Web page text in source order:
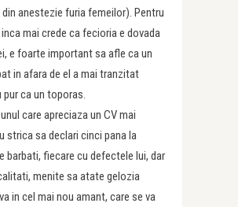
anestezie furia femeilor). Pentru
mai crede ca fecioria e dovada
e foarte important sa afle ca un
in afara de el a mai tranzitat
ca un toporas.
care apreciaza un CV mai
strica sa declari cinci pana la
barbati, fiecare cu defectele lui, dar
menite sa atate gelozia
in cel mai nou amant, care se va